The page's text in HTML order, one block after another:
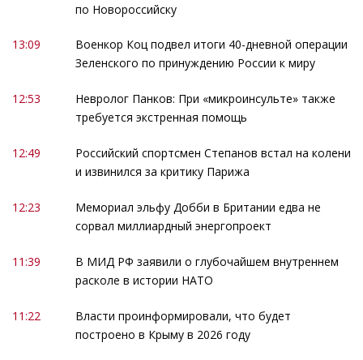
по Новороссийску
13:09
Военкор Коц подвел итоги 40-дневной операции
Зеленского по принуждению России к миру
12:53
Невролог Панков: При «микроинсульте» также
требуется экстренная помощь
12:49
Российский спортсмен Степанов встал на колени
и извинился за критику Парижа
12:23
Мемориал эльфу Добби в Британии едва не
сорвал миллиардный энергопроект
11:39
В МИД РФ заявили о глубочайшем внутреннем
расколе в истории НАТО
11:22
Власти проинформировали, что будет
построено в Крыму в 2026 году